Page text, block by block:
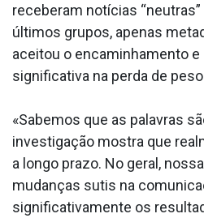
receberam notícias “neutras”
últimos grupos, apenas
aceitou o encaminhamento
significativa na perda de
«Sabemos que as palavras
investigação mostra que
a longo prazo. No geral,
mudanças sutis na
significativamente os